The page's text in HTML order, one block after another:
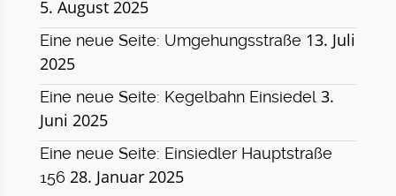
5. August 2025
Eine neue Seite: Umgehungsstraße 13. Juli
2025
Eine neue Seite: Kegelbahn Einsiedel 3.
Juni 2025
Eine neue Seite: Einsiedler Hauptstraße
156 28. Januar 2025